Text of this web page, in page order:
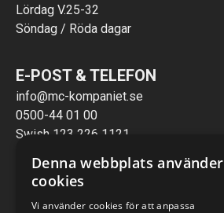
Lördag V.25-32
Söndag / Röda dagar
E-POST & TELEFON
info@mc-kompaniet.se
0500-44 01 00
Swish 123 226 1121
VERKSTAD
Denna webbplats använder
cookies
Vi använder cookies för att anpassa